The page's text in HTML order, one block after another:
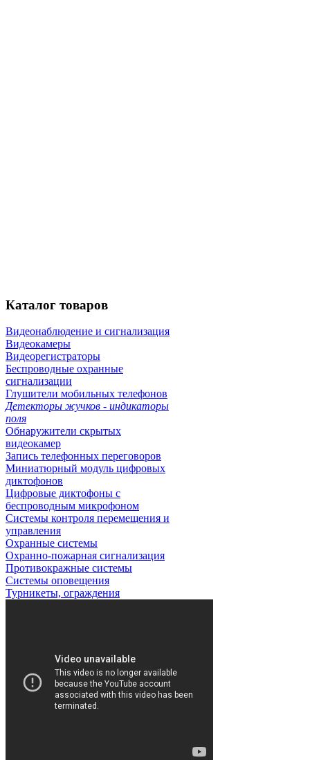
Каталог товаров
Видеонаблюдение и сигнализация
Видеокамеры
Видеорегистраторы
Беспроводные охранные
сигнализации
Глушители мобильных телефонов
Детекторы жучков - индикаторы
поля
Обнаружители скрытых
видеокамер
Запись телефонных переговоров
Миниатюрный модуль цифровых
диктофонов
Цифровые диктофоны с
беспроводным микрофоном
Системы контроля перемещения и
управления
Охранные системы
Охранно-пожарная сигнализация
Противокражные системы
Системы оповещения
Турникеты, ограждения